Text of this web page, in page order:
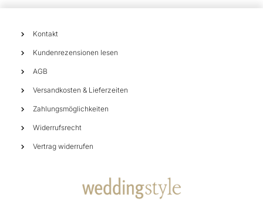
Kontakt
Kundenrezensionen lesen
AGB
Versandkosten & Lieferzeiten
Zahlungsmöglichkeiten
Widerrufsrecht
Vertrag widerrufen